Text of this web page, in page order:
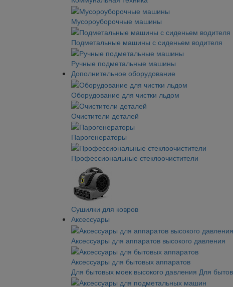
Мусороуборочные машины
Подметальные машины с сиденьем водителя
Ручные подметальные машины
Дополнительное оборудование
Оборудование для чистки льдом
Очистители деталей
Парогенераторы
Профессиональные стеклоочистители
Сушилки для ковров
Аксессуары
Аксессуары для аппаратов высокого давления
Аксессуары для бытовых аппаратов
Для бытовых моек высокого давления Для